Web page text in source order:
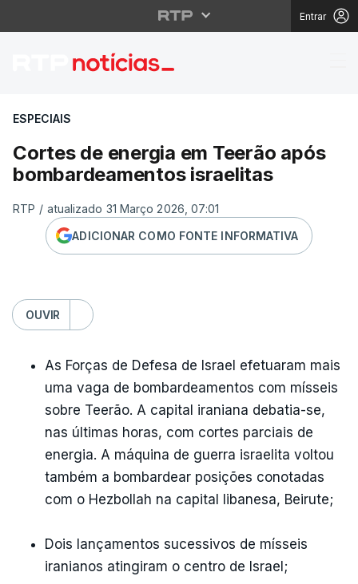
Entrar
Cortes de energia em
ESPECIAIS
Cortes de energia em Teerão após
bombardeamentos israelitas
RTP / atualizado 31 Março 2026, 07:01
ADICIONAR COMO FONTE INFORMATIVA
OUVIR
As Forças de Defesa de Israel efetuaram mais
uma vaga de bombardeamentos com mísseis
sobre Teerão. A capital iraniana debatia-se,
nas últimas horas, com cortes parciais de
energia. A máquina de guerra israelita voltou
também a bombardear posições conotadas
com o Hezbollah na capital libanesa, Beirute;
Dois lançamentos sucessivos de mísseis
iranianos atingiram o centro de Israel;